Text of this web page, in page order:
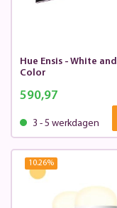
Hue Ensis - White and
Color
590,97
3 - 5 werkdagen
10.26%